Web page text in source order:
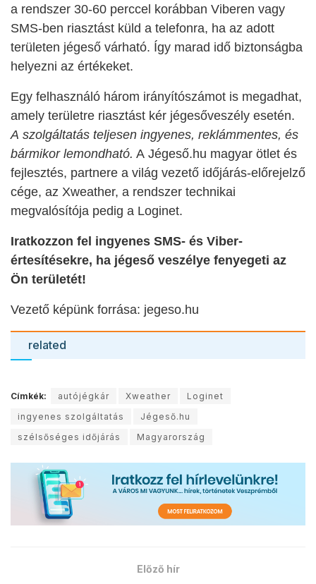
a rendszer 30-60 perccel korábban Viberen vagy
SMS-ben riasztást küld a telefonra, ha az adott
területen jégeső várható. Így marad idő biztonságba
helyezni az értékeket.
Egy felhasználó három irányítószámot is megadhat,
amely területre riasztást kér jégesőveszély esetén.
A szolgáltatás teljesen ingyenes, reklámmentes, és
bármikor lemondható. A Jégeső.hu magyar ötlet és
fejlesztés, partnere a világ vezető időjárás-előrejelző
cége, az Xweather, a rendszer technikai
megvalósítója pedig a Loginet.
Iratkozzon fel ingyenes SMS- és Viber-
értesítésekre, ha jégeső veszélye fenyegeti az
Ön területét!
Vezető képünk forrása: jegeso.hu
related
Címkék: autójégkár Xweather
Loginet
ingyenes szolgáltatás
Jégeső.hu
szélsőséges időjárás
Magyarország
Előző hír